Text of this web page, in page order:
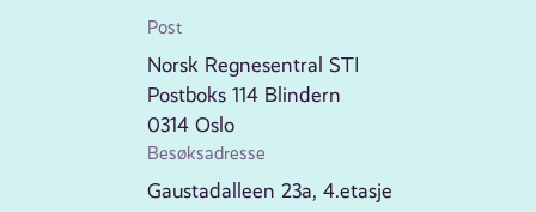
Post
Norsk Regnesentral STI
Postboks 114 Blindern
0314 Oslo
Besøksadresse
Gaustadalleen 23a, 4.etasje